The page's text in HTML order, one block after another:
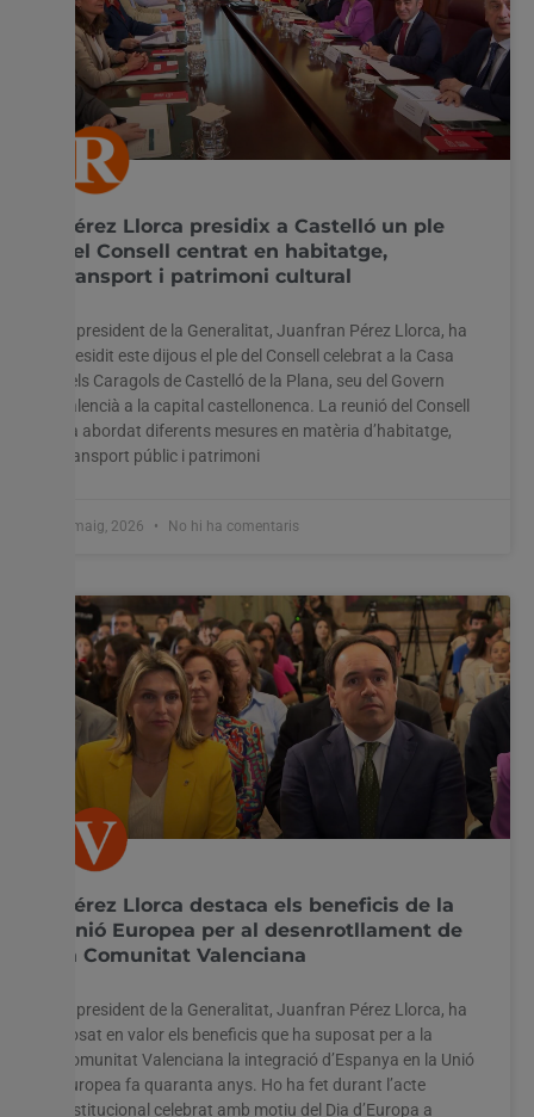
Pérez Llorca presidix a Castelló un ple
del Consell centrat en habitatge,
transport i patrimoni cultural
El president de la Generalitat, Juanfran Pérez Llorca, ha
presidit este dijous el ple del Consell celebrat a la Casa
dels Caragols de Castelló de la Plana, seu del Govern
valencià a la capital castellonenca. La reunió del Consell
ha abordat diferents mesures en matèria d’habitatge,
transport públic i patrimoni
8 maig, 2026 No hi ha comentaris
Pérez Llorca destaca els beneficis de la
Unió Europea per al desenrotllament de
la Comunitat Valenciana
El president de la Generalitat, Juanfran Pérez Llorca, ha
posat en valor els beneficis que ha suposat per a la
Comunitat Valenciana la integració d’Espanya en la Unió
Europea fa quaranta anys. Ho ha fet durant l’acte
institucional celebrat amb motiu del Dia d’Europa a